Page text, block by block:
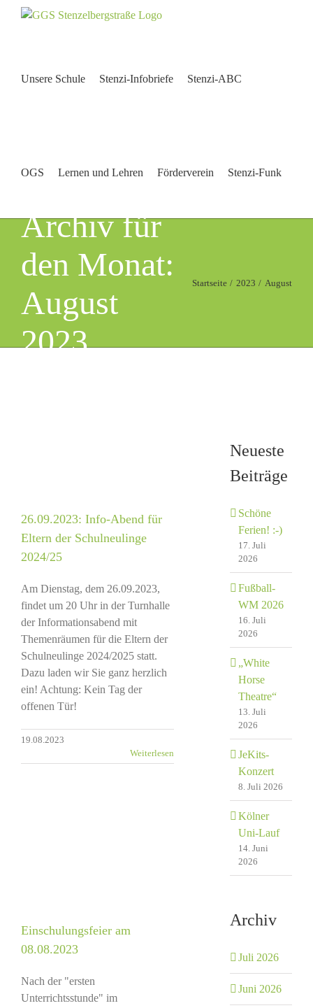
Unsere Schule Stenzi-Infobriefe Stenzi-ABC
OGS Lernen und Lehren Förderverein Stenzi-Funk
Archiv für
den Monat:
August
2023
Startseite 2023 August
26.09.2023: Info-Abend für
Eltern der Schulneulinge
2024/25
Am Dienstag, dem 26.09.2023,
findet um 20 Uhr in der Turnhalle
der Informationsabend mit
Themenräumen für die Eltern der
Schulneulinge 2024/2025 statt.
Dazu laden wir Sie ganz herzlich
ein! Achtung: Kein Tag der
offenen Tür!
19.08.2023
Weiterlesen
Einschulungsfeier am
08.08.2023
Nach der "ersten
Unterrichtsstunde" im
Neueste
Beiträge
Schöne
Ferien! :-)
17. Juli
2026
Fußball-
WM 2026
16. Juli
2026
„White
Horse
Theatre“
13. Juli
2026
JeKits-
Konzert
8. Juli 2026
Kölner
Uni-Lauf
14. Juni
2026
Archiv
Juli 2026
Juni 2026